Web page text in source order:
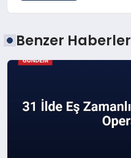
Benzer Haberler